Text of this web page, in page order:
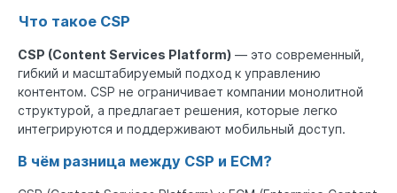
Что такое CSP
CSP (Content Services Platform) — это современный,
гибкий и масштабируемый подход к управлению
контентом. CSP не ограничивает компании монолитной
структурой, а предлагает решения, которые легко
интегрируются и поддерживают мобильный доступ.
В чём разница между CSP и ECM?